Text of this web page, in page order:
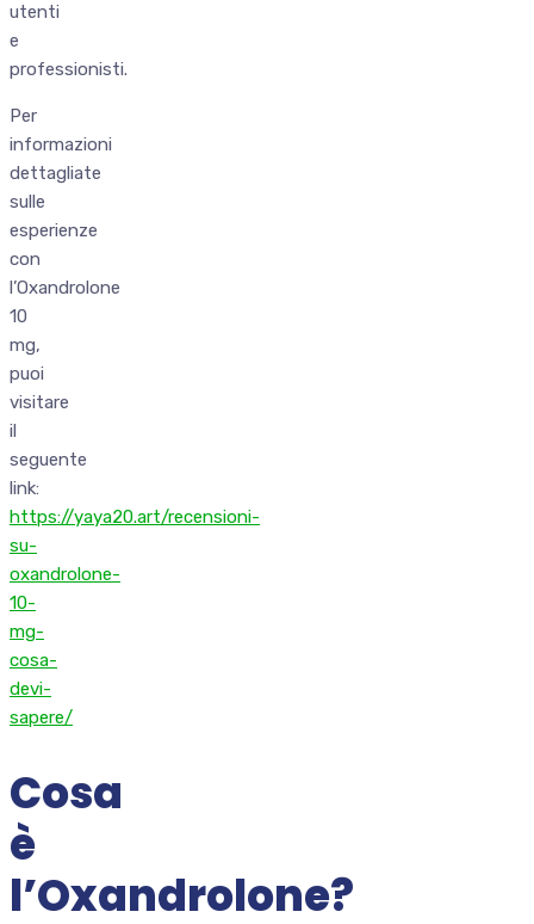
utenti
e
professionisti.
Per
informazioni
dettagliate
sulle
esperienze
con
l’Oxandrolone
10
mg,
puoi
visitare
il
seguente
link:
https://yaya20.art/recensioni-
su-
oxandrolone-
10-
mg-
cosa-
devi-
sapere/
Cosa
è
l’Oxandrolone?